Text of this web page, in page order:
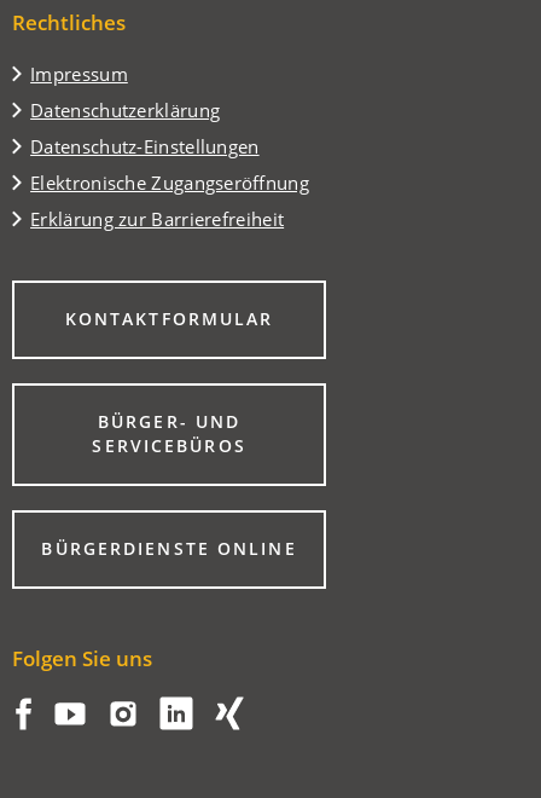
Tab)
neuen
Rechtliches
Impressum
Datenschutzerklärung
Datenschutz-Einstellungen
Elektronische Zugangseröffnung
Erklärung zur Barrierefreiheit
KONTAKTFORMULAR
(ÖFFNET
EINEM
NEUEN
BÜRGER- UND
SERVICEBÜROS
(ÖFFNET
EINEM
NEUEN
TAB)BÜRGERDIENSTE ONLINE
(ÖFFNET
TAB)
Folgen Sie uns